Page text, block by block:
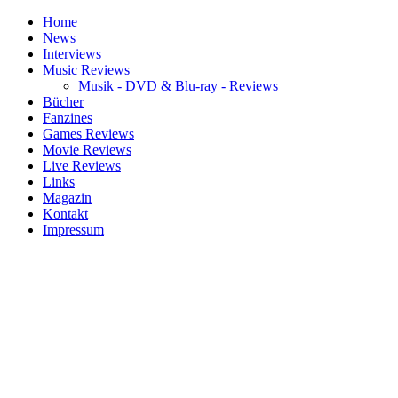
Home
News
Interviews
Music Reviews
Musik - DVD & Blu-ray - Reviews
Bücher
Fanzines
Games Reviews
Movie Reviews
Live Reviews
Links
Magazin
Kontakt
Impressum